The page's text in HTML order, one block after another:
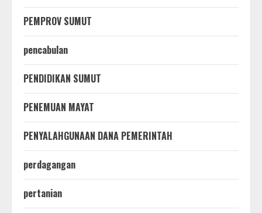
PEMPROV SUMUT
pencabulan
PENDIDIKAN SUMUT
PENEMUAN MAYAT
PENYALAHGUNAAN DANA PEMERINTAH
perdagangan
pertanian